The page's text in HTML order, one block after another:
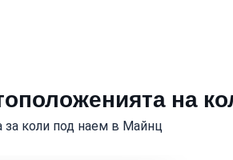
на
коли под наем в Майнц